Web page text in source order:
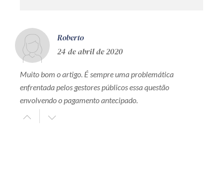
Roberto
24 de abril de 2020
Muito bom o artigo. É sempre uma problemática
enfrentada pelos gestores públicos essa questão
envolvendo o pagamento antecipado.